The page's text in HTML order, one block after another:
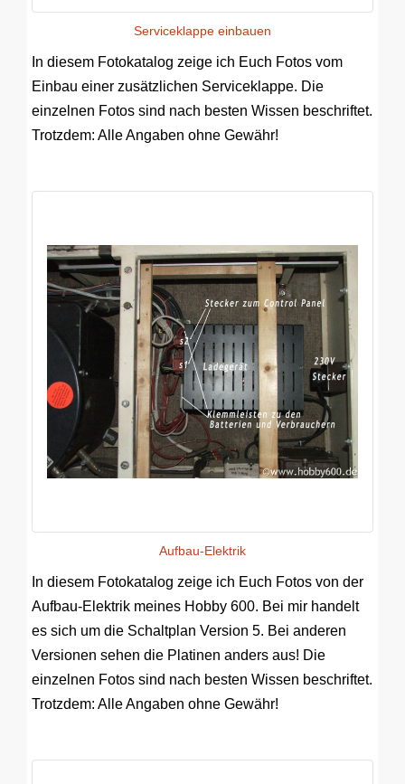
Serviceklappe einbauen
In diesem Fotokatalog zeige ich Euch Fotos vom
Einbau einer zusätzlichen Serviceklappe. Die
einzelnen Fotos sind nach besten Wissen beschriftet.
Trotzdem: Alle Angaben ohne Gewähr!
Aufbau-Elektrik
In diesem Fotokatalog zeige ich Euch Fotos von der
Aufbau-Elektrik meines Hobby 600. Bei mir handelt
es sich um die Schaltplan Version 5. Bei anderen
Versionen sehen die Platinen anders aus! Die
einzelnen Fotos sind nach besten Wissen beschriftet.
Trotzdem: Alle Angaben ohne Gewähr!